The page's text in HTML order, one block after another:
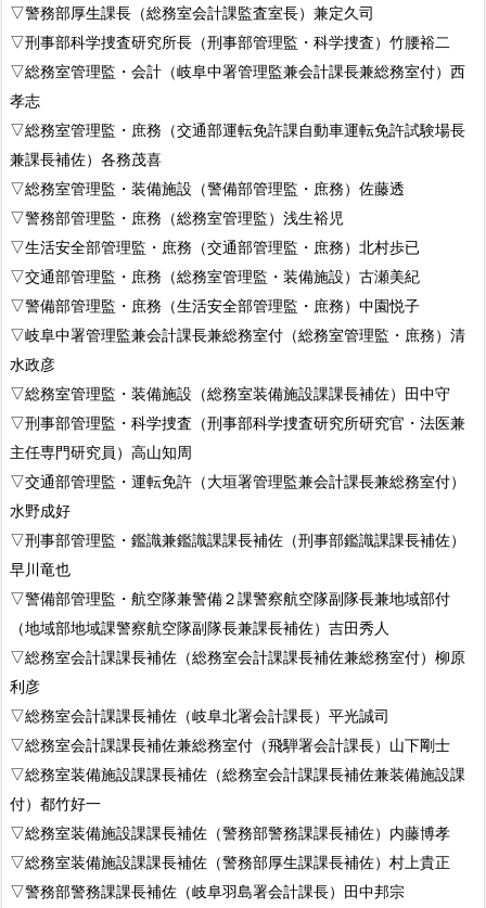
▽警務部厚生課長（総務室会計課監査室長）兼定久司
▽刑事部科学捜査研究所長（刑事部管理監・科学捜査）竹腰裕二
▽総務室管理監・会計（岐阜中署管理監兼会計課長兼総務室付）西
孝志
▽総務室管理監・庶務（交通部運転免許課自動車運転免許試験場長
兼課長補佐）各務茂喜
▽総務室管理監・装備施設（警備部管理監・庶務）佐藤透
▽警務部管理監・庶務（総務室管理監）浅生裕児
▽生活安全部管理監・庶務（交通部管理監・庶務）北村歩已
▽交通部管理監・庶務（総務室管理監・装備施設）古瀬美紀
▽警備部管理監・庶務（生活安全部管理監・庶務）中園悦子
▽岐阜中署管理監兼会計課長兼総務室付（総務室管理監・庶務）清
水政彦
▽総務室管理監・装備施設（総務室装備施設課課長補佐）田中守
▽刑事部管理監・科学捜査（刑事部科学捜査研究所研究官・法医兼
主任専門研究員）高山知周
▽交通部管理監・運転免許（大垣署管理監兼会計課長兼総務室付）
水野成好
▽刑事部管理監・鑑識兼鑑識課課長補佐（刑事部鑑識課課長補佐）
早川竜也
▽警備部管理監・航空隊兼警備２課警察航空隊副隊長兼地域部付
（地域部地域課警察航空隊副隊長兼課長補佐）吉田秀人
▽総務室会計課課長補佐（総務室会計課課長補佐兼総務室付）柳原
利彦
▽総務室会計課課長補佐（岐阜北署会計課長）平光誠司
▽総務室会計課課長補佐兼総務室付（飛騨署会計課長）山下剛士
▽総務室装備施設課課長補佐（総務室会計課課長補佐兼装備施設課
付）都竹好一
▽総務室装備施設課課長補佐（警務部警務課課長補佐）内藤博孝
▽総務室装備施設課課長補佐（警務部厚生課課長補佐）村上貴正
▽警務部警務課課長補佐（岐阜羽島署会計課長）田中邦宗